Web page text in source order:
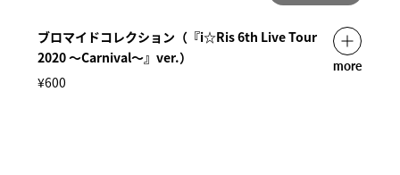
ブロマイドコレクション（『i☆Ris 6th Live Tour
2020 ～Carnival～』ver.）
¥600
more